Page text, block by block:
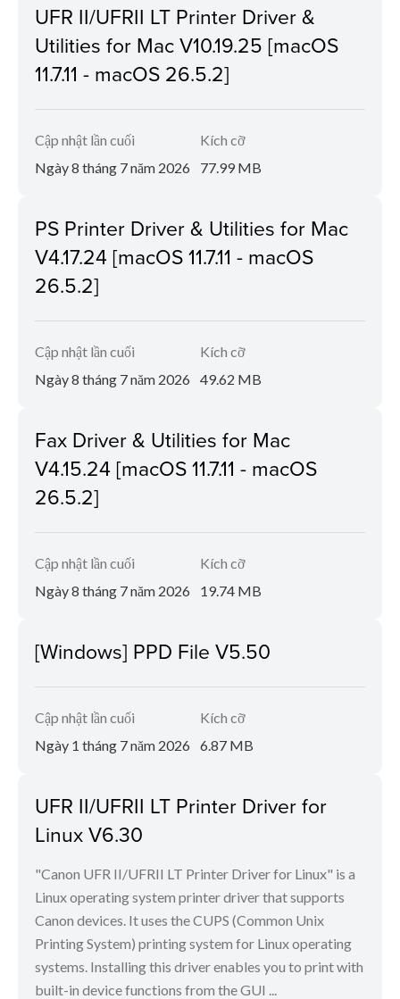
UFR II/UFRII LT Printer Driver &
Utilities for Mac V10.19.25 [macOS
11.7.11 - macOS 26.5.2]
Cập nhật lần cuối
Ngày 8 tháng 7 năm 2026
Kích cỡ
77.99 MB
PS Printer Driver & Utilities for Mac
V4.17.24 [macOS 11.7.11 - macOS
26.5.2]
Cập nhật lần cuối
Ngày 8 tháng 7 năm 2026
Kích cỡ
49.62 MB
Fax Driver & Utilities for Mac
V4.15.24 [macOS 11.7.11 - macOS
26.5.2]
Cập nhật lần cuối
Ngày 8 tháng 7 năm 2026
Kích cỡ
19.74 MB
[Windows] PPD File V5.50
Cập nhật lần cuối
Ngày 1 tháng 7 năm 2026
Kích cỡ
6.87 MB
UFR II/UFRII LT Printer Driver for
Linux V6.30
"Canon UFR II/UFRII LT Printer Driver for Linux" is a
Linux operating system printer driver that supports
Canon devices. It uses the CUPS (Common Unix
Printing System) printing system for Linux operating
systems. Installing this driver enables you to print with
built-in device functions from the GUI ...